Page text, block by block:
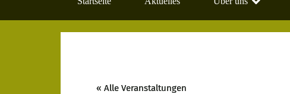
« Alle Veranstaltungen